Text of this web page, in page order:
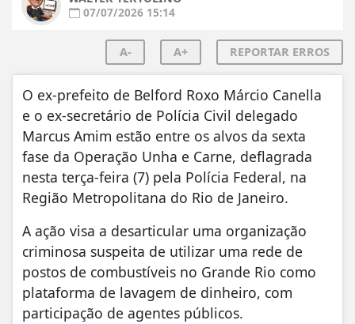
07/07/2026 15:14
A- A+ REPORTAR ERROS
O ex-prefeito de Belford Roxo Márcio Canella
e o ex-secretário de Polícia Civil delegado
Marcus Amim estão entre os alvos da sexta
fase da Operação Unha e Carne, deflagrada
nesta terça-feira (7) pela Polícia Federal, na
Região Metropolitana do Rio de Janeiro.
A ação visa a desarticular uma organização
criminosa suspeita de utilizar uma rede de
postos de combustíveis no Grande Rio como
plataforma de lavagem de dinheiro, com
participação de agentes públicos.